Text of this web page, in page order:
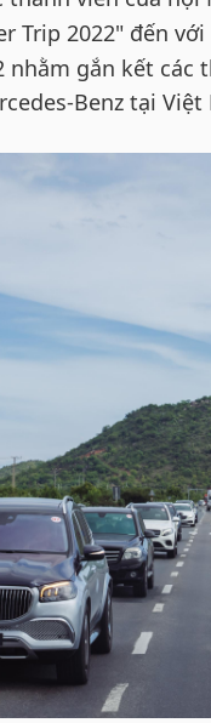
Trip 2022" đến
nhằm gắn kết các
Benz tại Việt